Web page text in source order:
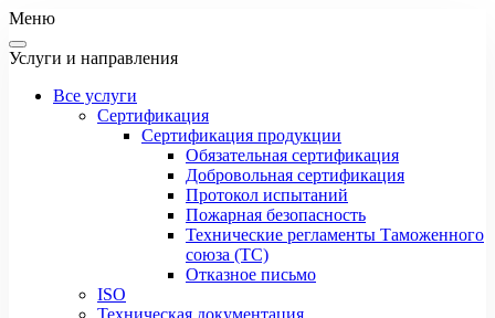
Меню
Услуги и направления
Все услуги
Сертификация
Сертификация продукции
Обязательная сертификация
Добровольная сертификация
Протокол испытаний
Пожарная безопасность
Технические регламенты Таможенного
союза (ТС)
Отказное письмо
ISO
Техническая документация